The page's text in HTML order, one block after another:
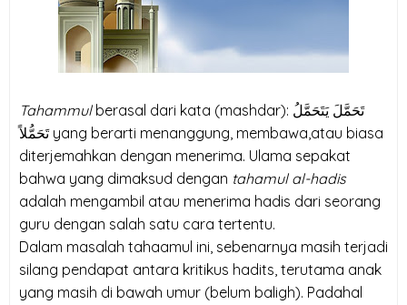
Tahammulberasal dari kata (mashdar): تَحَمَّلَ يَتَحَمَّلُ
تَحَمُّلاًyang berarti menanggung, membawa,atau biasa
diterjemahkan dengan menerima. Ulama sepakat
bahwa yang dimaksud dengan tahamul al-hadis
adalah mengambil atau menerima hadis dari seorang
guru dengan salah satu cara tertentu.
Dalam masalah tahaamul ini, sebenarnya masih terjadi
silang pendapat antara kritikus hadits, terutama anak
yang masih di bawah umur (belum baligh). Padahal